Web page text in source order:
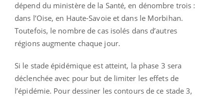
dépend du ministère de la Santé, en dénombre trois :
dans l’Oise, en Haute-Savoie et dans le Morbihan.
Toutefois, le nombre de cas isolés dans d’autres
régions augmente chaque jour.
Si le stade épidémique est atteint, la phase 3 sera
déclenchée avec pour but de limiter les effets de
l’épidémie. Pour dessiner les contours de ce stade 3,